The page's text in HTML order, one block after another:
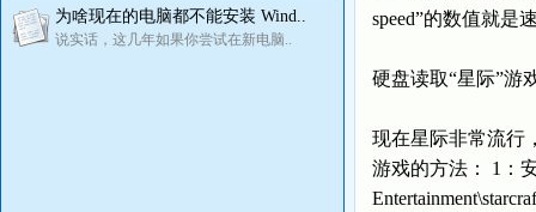
为啥现在的电脑都不能安装 Wind..
说实话，这几年如果你尝试在新电脑..
speed”的数值就是
硬盘读取“星际”游
现在星际非常流行
游戏的方法： 1：